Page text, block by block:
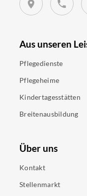
Aus unseren
Pflegedienste
Pflegeheime
Kindertagesstätten
Breitenausbildung
Über uns
Kontakt
Stellenmarkt